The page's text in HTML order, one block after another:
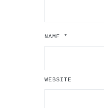
NAME *
WEBSITE